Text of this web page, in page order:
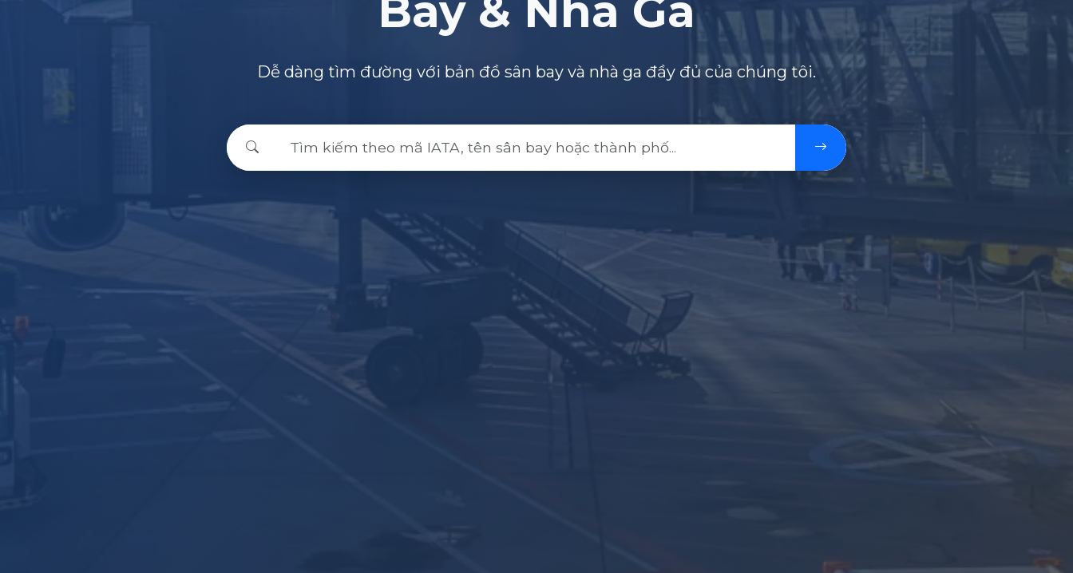
Bay & Nhà Ga
Dễ dàng tìm đường với bản đồ sân bay và nhà ga đầy đủ của chúng tôi.